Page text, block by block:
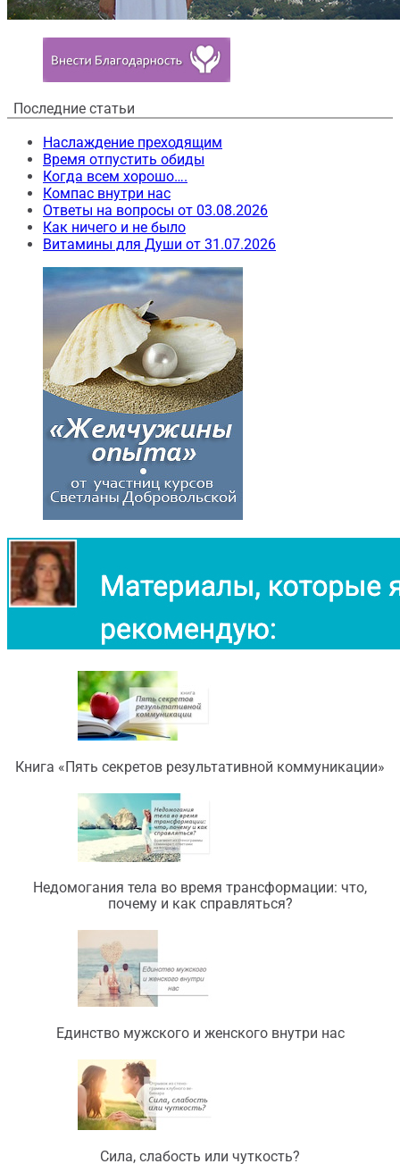
Последние статьи
Наслаждение преходящим
Время отпустить обиды
Когда всем хорошо….
Компас внутри нас
Ответы на вопросы от 03.08.2026
Как ничего и не было
Витамины для Души от 31.07.2026
Книга «Пять секретов результативной коммуникации»
Недомогания тела во время трансформации: что,
почему и как справляться?
Единство мужского и женского внутри нас
Сила, слабость или чуткость?